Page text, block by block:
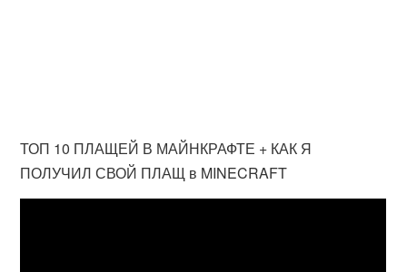
ТОП 10 ПЛАЩЕЙ В МАЙНКРАФТЕ + КАК Я
ПОЛУЧИЛ СВОЙ ПЛАЩ в MINECRAFT